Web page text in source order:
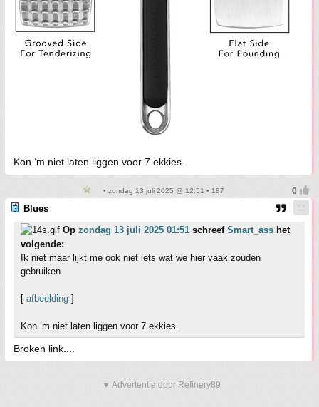
Kon ‘m niet laten liggen voor 7 ekkies.
• zondag 13 juli 2025 @ 12:51 • 187
Blues
Op zondag 13 juli 2025 01:51 schreef Smart_ass het
volgende:
Ik niet maar lijkt me ook niet iets wat we hier vaak zouden
gebruiken.
[ afbeelding ]
Kon ‘m niet laten liggen voor 7 ekkies.
Broken link....
▼ Advertentie door Refinery89